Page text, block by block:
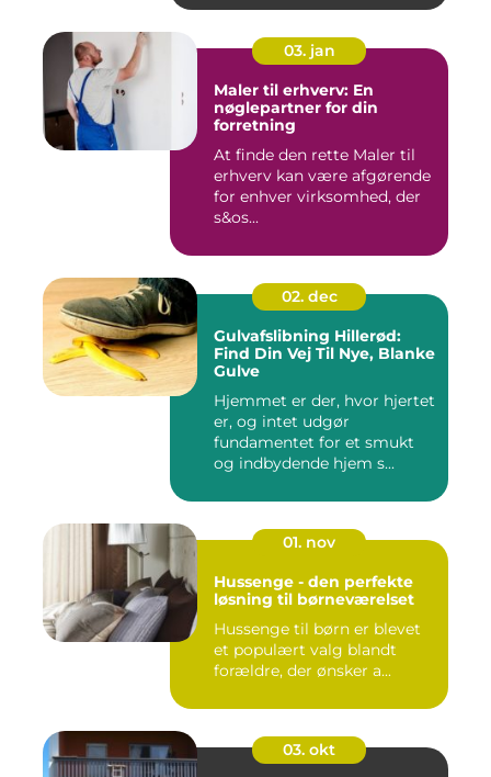
03. jan
Maler til erhverv: En
nøglepartner for din
forretning
At finde den rette Maler til
erhverv kan være afgørende
for enhver virksomhed, der
s&os...
02. dec
Gulvafslibning Hillerød:
Find Din Vej Til Nye, Blanke
Gulve
Hjemmet er der, hvor hjertet
er, og intet udgør
fundamentet for et smukt
og indbydende hjem s...
01. nov
Hussenge - den perfekte
løsning til børneværelset
Hussenge til børn er blevet
et populært valg blandt
forældre, der ønsker a...
03. okt